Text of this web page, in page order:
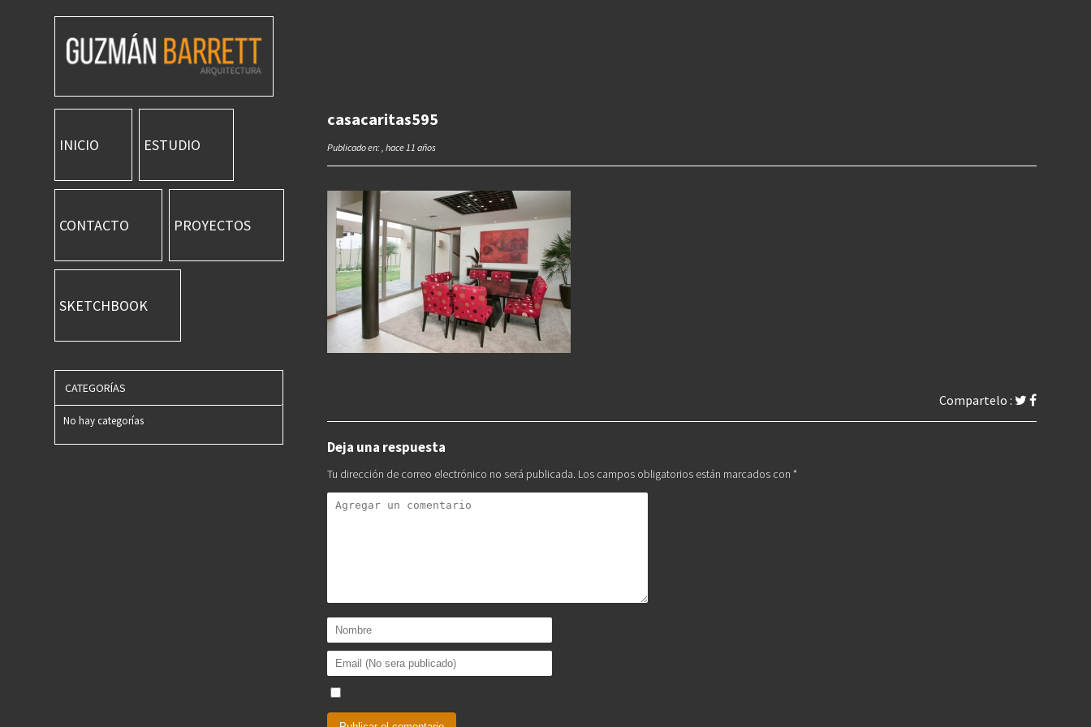
INICIO ESTUDIO
CONTACTO PROYECTOS
SKETCHBOOK
CATEGORÍAS
No hay categorías
casacaritas595
Publicado en: , hace 11 años
Compartelo :
Deja una respuesta
Tu dirección de correo electrónico no será publicada. Los campos obligatorios están marcados con*